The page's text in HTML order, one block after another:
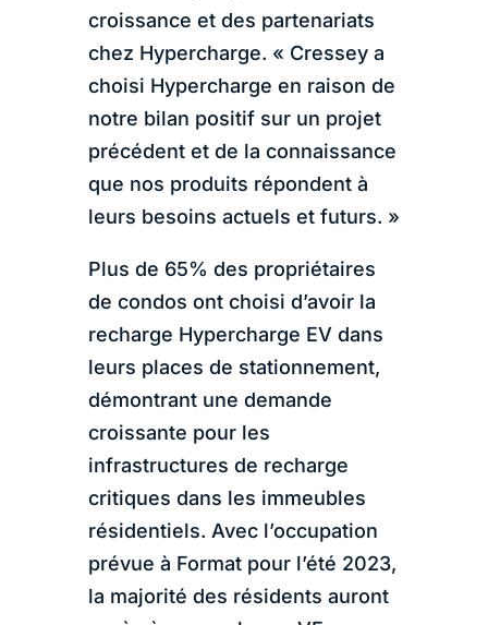
croissance et des partenariats
chez Hypercharge. « Cressey a
choisi Hypercharge en raison de
notre bilan positif sur un projet
précédent et de la connaissance
que nos produits répondent à
leurs besoins actuels et futurs. »
Plus de 65% des propriétaires
de condos ont choisi d’avoir la
recharge Hypercharge EV dans
leurs places de stationnement,
démontrant une demande
croissante pour les
infrastructures de recharge
critiques dans les immeubles
résidentiels. Avec l’occupation
prévue à Format pour l’été 2023,
la majorité des résidents auront